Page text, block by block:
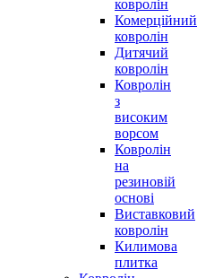
ковролін
Комерційний
ковролін
Дитячий
ковролін
Ковролін
з
високим
ворсом
Ковролін
на
резиновій
основі
Виставковий
ковролін
Килимова
плитка